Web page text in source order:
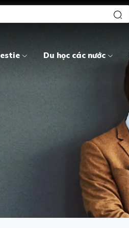
Du học các nước